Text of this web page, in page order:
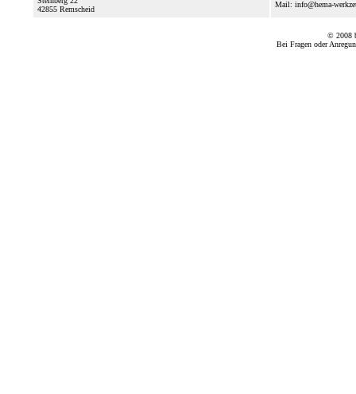
42855 Remscheid
Mail: info@hema-
© 2008
Bei Fragen oder